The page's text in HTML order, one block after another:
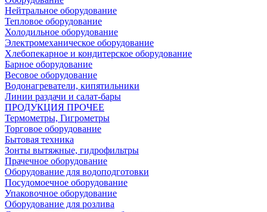
Нейтральное оборудование
Тепловое оборудование
Холодильное оборудование
Электромеханическое оборудование
Хлебопекарное и кондитерское оборудование
Барное оборудование
Весовое оборудование
Водонагреватели, кипятильники
Линии раздачи и салат-бары
ПРОДУКЦИЯ ПРОЧЕЕ
Термометры, Гигрометры
Торговое оборудование
Бытовая техника
Зонты вытяжные, гидрофильтры
Прачечное оборудование
Оборудование для водоподготовки
Посудомоечное оборудование
Упаковочное оборудование
Оборудование для розлива